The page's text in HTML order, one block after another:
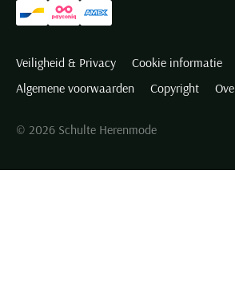
Veiligheid & Privacy Cookie informatie
Algemene voorwaarden
Copyright
© 2026 Schulte Herenmode